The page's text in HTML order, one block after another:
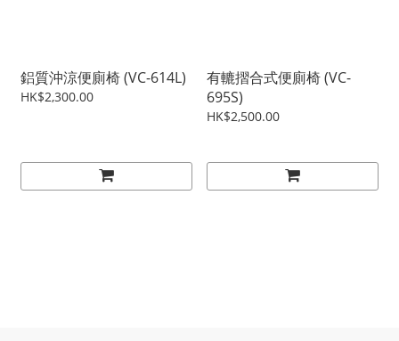
鋁質沖涼便廁椅 (VC-614L)
HK$2,300.00
有轆摺合式便廁椅 (VC-
695S)
HK$2,500.00